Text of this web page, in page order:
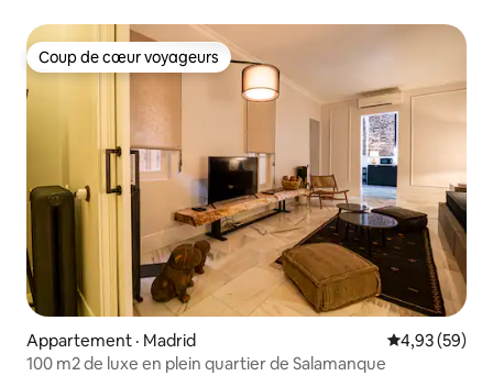
Coup de cœur voyageurs
Coup de cœur voyageurs
Appartement · Madrid Note
4,93 (59)
100 m2 de luxe en plein quartier de Salamanque